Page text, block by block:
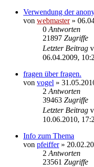
Verwendung der
von webmaster»
0 Antworten
21897 Zugriffe
Letzter Beitrag
06.04.2009,
fragen über fragen.
von vogel »
2 Antworten
39463 Zugriffe
Letzter Beitrag
10.06.2010,
Info zum Thema
von pfeiffer»
2 Antworten
23561 Zugriffe